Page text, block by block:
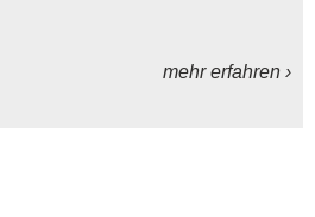
mehr erfahren ›